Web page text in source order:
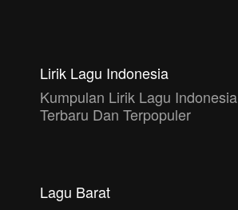
Lirik Lagu Indonesia
Kumpulan Lirik Lagu Indonesia
Terbaru Dan Terpopuler
Lagu Barat